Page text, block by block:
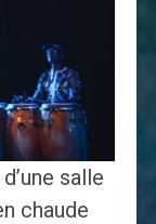
salle
chaude